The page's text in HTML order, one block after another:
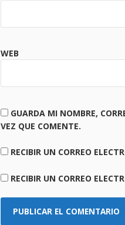
WEB
GUARDA MI NOMBRE,
VEZ QUE COMENTE.
RECIBIR UN CORREO
RECIBIR UN CORREO